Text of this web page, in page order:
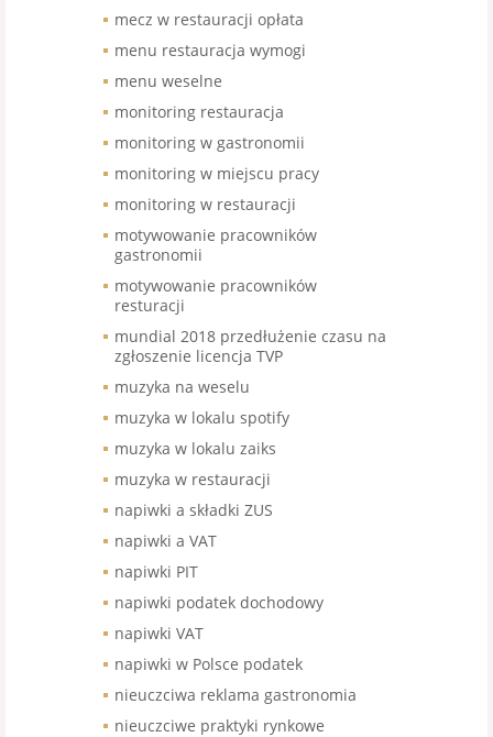
mecz w restauracji opłata
menu restauracja wymogi
menu weselne
monitoring restauracja
monitoring w gastronomii
monitoring w miejscu pracy
monitoring w restauracji
motywowanie pracowników
gastronomii
motywowanie pracowników
resturacji
mundial 2018 przedłużenie czasu na
zgłoszenie licencja TVP
muzyka na weselu
muzyka w lokalu spotify
muzyka w lokalu zaiks
muzyka w restauracji
napiwki a składki ZUS
napiwki a VAT
napiwki PIT
napiwki podatek dochodowy
napiwki VAT
napiwki w Polsce podatek
nieuczciwa reklama gastronomia
nieuczciwe praktyki rynkowe